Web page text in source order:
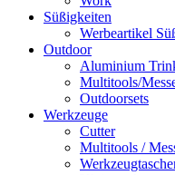
Süßigkeiten
Werbeartikel
Outdoor
Aluminium
Multitools/
Outdoorsets
Werkzeuge
Cutter
Multitools /